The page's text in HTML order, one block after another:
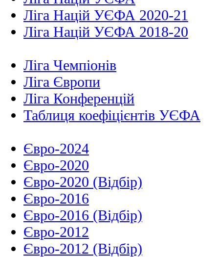
Ліга Націй УЄФА 2020-21
Ліга Націй УЄФА 2018-20
Ліга Чемпіонів
Ліга Європи
Ліга Конференцій
Таблиця коефіцієнтів УЄФА
Євро-2024
Євро-2020
Євро-2020 (Відбір)
Євро-2016
Євро-2016 (Відбір)
Євро-2012
Євро-2012 (Відбір)